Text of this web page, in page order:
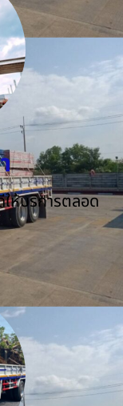
ให้บริการตลอด